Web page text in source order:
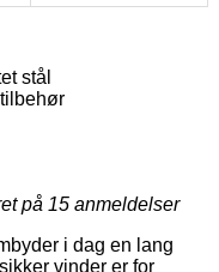
stål
på 15 anmeldelser
i dag en lang
vinder er for